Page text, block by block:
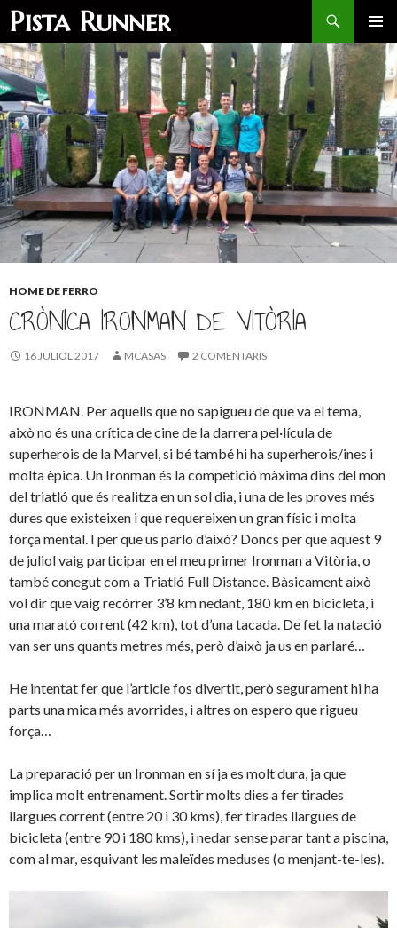
Pista Runner
Search
MENU
SKIP
TO
CONTENT
HOME DE FERRO
CRÒNICA IRONMAN DE VITÒRIA
16 JULIOL 2017 MCASAS 2 COMENTARIS
IRONMAN. Per aquells que no sapigueu de que va el tema,
això no és una crítica de cine de la darrera pel·lícula de
superherois de la Marvel, si bé també hi ha superherois/ines i
molta èpica. Un Ironman és la competició màxima dins del mon
del triatló que és realitza en un sol dia, i una de les proves més
dures que existeixen i que requereixen un gran físic i molta
força mental. I per que us parlo d’això? Doncs per que aquest 9
de juliol vaig participar en el meu primer Ironman a Vitòria, o
també conegut com a Triatló Full Distance. Bàsicament això
vol dir que vaig recórrer 3’8 km nedant, 180 km en bicicleta, i
una marató corrent (42 km), tot d’una tacada. De fet la natació
van ser uns quants metres més, però d’això ja us en parlaré…
He intentat fer que l’article fos divertit, però segurament hi ha
parts una mica més avorrides, i altres on espero que rigueu
força…
La preparació per un Ironman en sí ja es molt dura, ja que
implica molt entrenament. Sortir molts dies a fer tirades
llargues corrent (entre 20 i 30 kms), fer tirades llargues de
bicicleta (entre 90 i 180 kms), i nedar sense parar tant a piscina,
com al mar, esquivant les maleïdes meduses (o menjant-te-les).